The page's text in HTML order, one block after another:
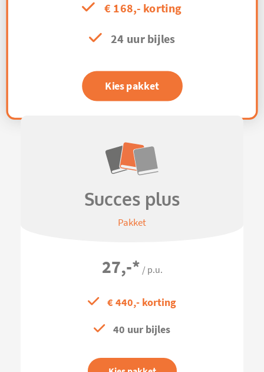
€ 168,- korting
24 uur bijles
Kies pakket
Succes plus
Pakket
27,-* / p.u.
€ 440,- korting
40 uur bijles